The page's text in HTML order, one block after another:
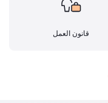
قانون العمل